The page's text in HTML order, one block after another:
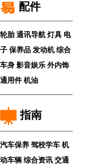
配件
轮胎 通讯导航 灯具 电
子 保养品 发动机 综合
车身 影音娱乐 外内饰
通用件 机油
指南
汽车保养 驾校学车 机
动车辆 综合资讯 交通